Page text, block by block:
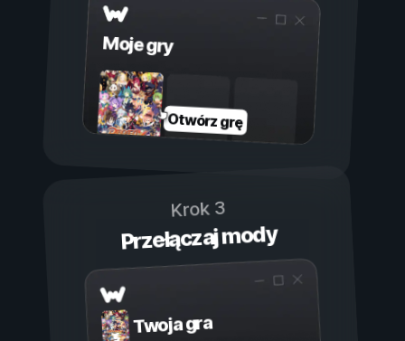
Moje gry
Otwórz grę
Krok 3
Przełączaj mody
Twoja gra